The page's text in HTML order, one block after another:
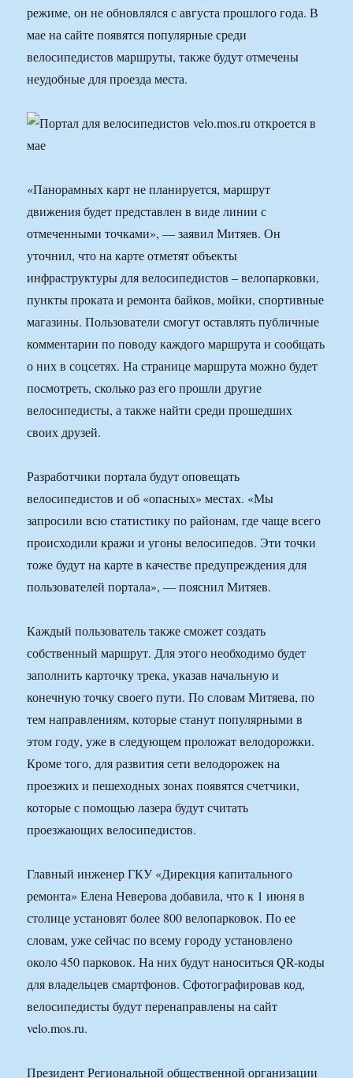
режиме, он не обновлялся с августа прошлого года. В
мае на сайте появятся популярные среди
велосипедистов маршруты, также будут отмечены
неудобные для проезда места.
«Панорамных карт не планируется, маршрут
движения будет представлен в виде линии с
отмеченными точками», — заявил Митяев. Он
уточнил, что на карте отметят объекты
инфраструктуры для велосипедистов – велопарковки,
пункты проката и ремонта байков, мойки, спортивные
магазины. Пользователи смогут оставлять публичные
комментарии по поводу каждого маршрута и сообщать
о них в соцсетях. На странице маршрута можно будет
посмотреть, сколько раз его прошли другие
велосипедисты, а также найти среди прошедших
своих друзей.
Разработчики портала будут оповещать
велосипедистов и об «опасных» местах. «Мы
запросили всю статистику по районам, где чаще всего
происходили кражи и угоны велосипедов. Эти точки
тоже будут на карте в качестве предупреждения для
пользователей портала», — пояснил Митяев.
Каждый пользователь также сможет создать
собственный маршрут. Для этого необходимо будет
заполнить карточку трека, указав начальную и
конечную точку своего пути. По словам Митяева, по
тем направлениям, которые станут популярными в
этом году, уже в следующем проложат велодорожки.
Кроме того, для развития сети велодорожек на
проезжих и пешеходных зонах появятся счетчики,
которые с помощью лазера будут считать
проезжающих велосипедистов.
Главный инженер ГКУ «Дирекция капитального
ремонта» Елена Неверова добавила, что к 1 июня в
столице установят более 800 велопарковок. По ее
словам, уже сейчас по всему городу установлено
около 450 парковок. На них будут наноситься QR-коды
для владельцев смартфонов. Сфотографировав код,
велосипедисты будут перенаправлены на сайт
velo.mos.ru.
Президент Региональной общественной организации